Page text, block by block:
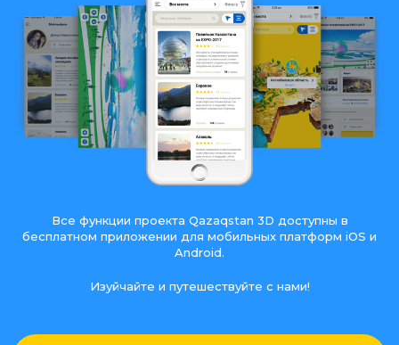
Все функции проекта Qazaqstan 3D доступны в
бесплатном приложении для мобильных платформ iOS и
Android.
Изуйчайте и путешествуйте с нами!